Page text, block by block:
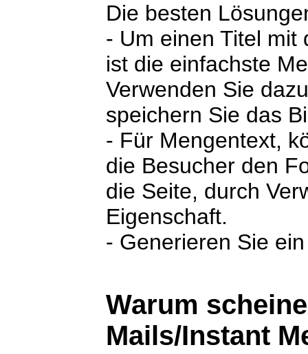
Die besten
- Um einen Titel mit
ist die einfachste
Verwenden Sie
speichern Sie das
- Für Mengentext,
die Besucher den
die Seite, durch
Eigenschaft.
- Generieren Sie
Warum
Mails/Instant